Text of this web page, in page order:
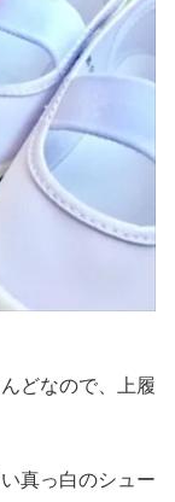
どなので、上履
真っ白のシュー